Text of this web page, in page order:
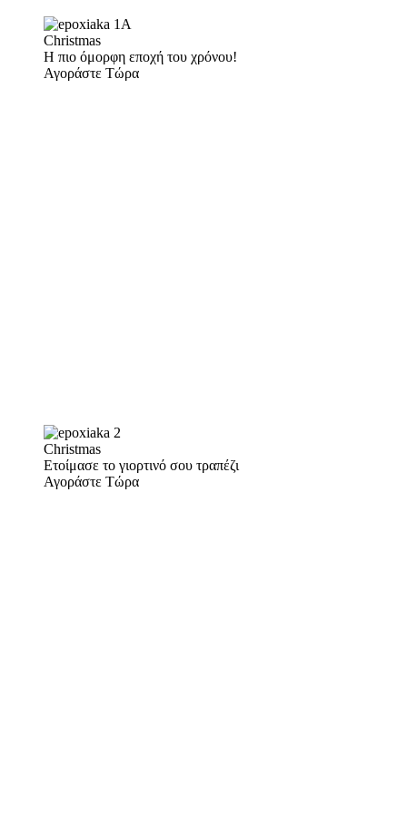
Christmas
Η πιο όμορφη εποχή του χρόνου!
Αγοράστε Τώρα
Christmas
Ετοίμασε το γιορτινό σου τραπέζι
Αγοράστε Τώρα